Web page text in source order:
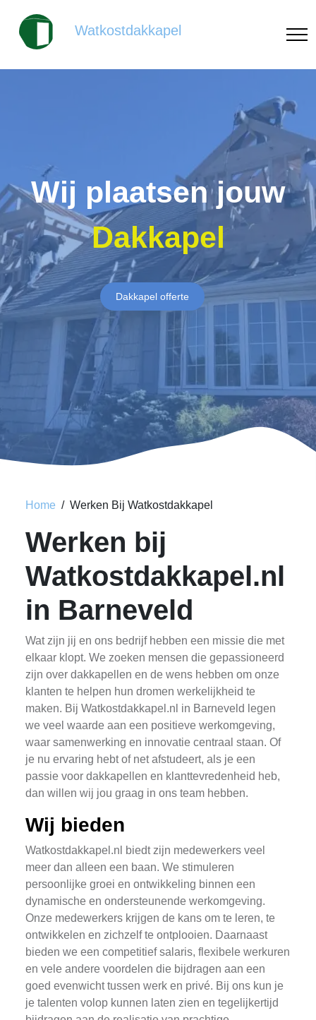
Watkostdakkapel
Wij plaatsen jouw
Dakkapel
Dakkapel offerte
Home Werken Bij Watkostdakkapel
Werken bij
Watkostdakkapel.nl
in Barneveld
Wat zijn jij en ons bedrijf hebben een missie die met
elkaar klopt. We zoeken mensen die gepassioneerd
zijn over dakkapellen en de wens hebben om onze
klanten te helpen hun dromen werkelijkheid te
maken. Bij Watkostdakkapel.nl in Barneveld legen
we veel waarde aan een positieve werkomgeving,
waar samenwerking en innovatie centraal staan. Of
je nu ervaring hebt of net afstudeert, als je een
passie voor dakkapellen en klanttevredenheid heb,
dan willen wij jou graag in ons team hebben.
Wij bieden
Watkostdakkapel.nl biedt zijn medewerkers veel
meer dan alleen een baan. We stimuleren
persoonlijke groei en ontwikkeling binnen een
dynamische en ondersteunende werkomgeving.
Onze medewerkers krijgen de kans om te leren, te
ontwikkelen en zichzelf te ontplooien. Daarnaast
bieden we een competitief salaris, flexibele werkuren
en vele andere voordelen die bijdragen aan een
goed evenwicht tussen werk en privé. Bij ons kun je
je talenten volop kunnen laten zien en tegelijkertijd